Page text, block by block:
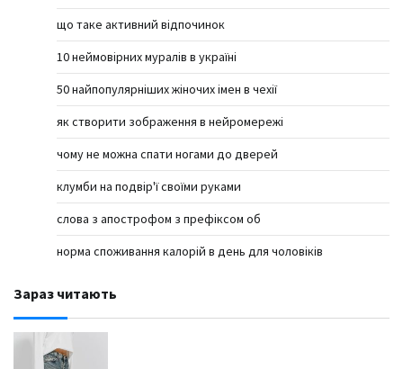
що таке активний відпочинок
10 неймовірних муралів в україні
50 найпопулярніших жіночих імен в чехії
як створити зображення в нейромережі
чому не можна спати ногами до дверей
клумби на подвір'ї своїми руками
слова з апострофом з префіксом об
норма споживання калорій в день для чоловіків
Зараз читають